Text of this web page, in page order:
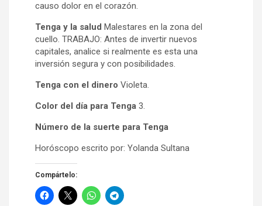
causo dolor en el corazón.
Tenga y la salud Malestares en la zona del
cuello. TRABAJO: Antes de invertir nuevos
capitales, analice si realmente es esta una
inversión segura y con posibilidades.
Tenga con el dinero Violeta.
Color del día para Tenga 3.
Número de la suerte para Tenga
Horóscopo escrito por: Yolanda Sultana
Compártelo: